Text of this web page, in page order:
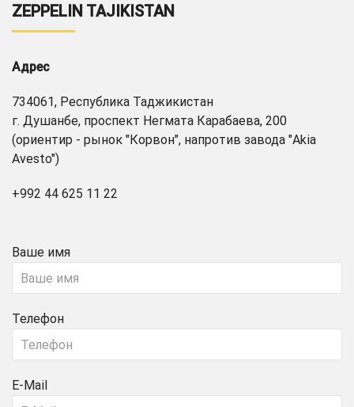
ZEPPELIN TAJIKISTAN
Адрес
734061, Республика Таджикистан
г. Душанбе, проспект Негмата Карабаева, 200
(ориентир - рынок "Корвон", напротив завода "Akia
Avesto")
+992 44 625 11 22
Ваше имя
Телефон
E-Mail